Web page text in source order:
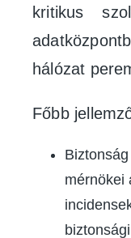
kritikus
hálózat
Főbb
mérnökei